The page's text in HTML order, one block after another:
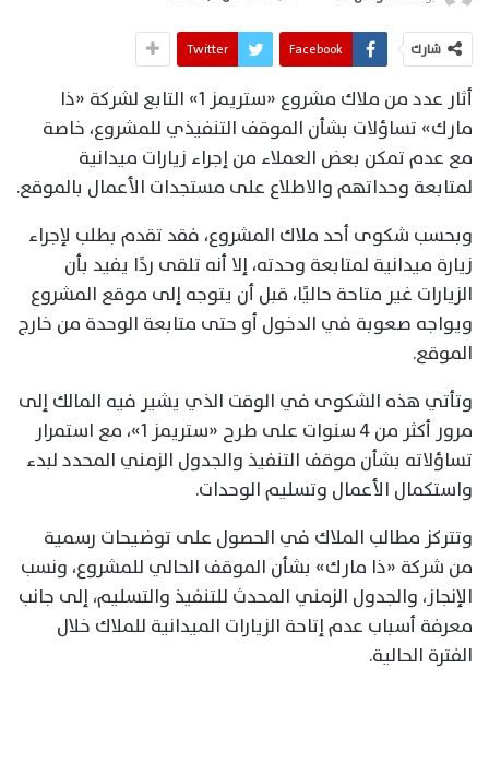
شارك Facebook
Twitter
أثار عدد من ملاك مشروع «ستريمز 1» التابع لشركة «ذا
مارك» تساؤلات بشأن الموقف التنفيذي للمشروع، خاصة
مع عدم تمكن بعض العملاء من إجراء زيارات ميدانية
لمتابعة وحداتهم والاطلاع على مستجدات الأعمال بالموقع.
وبحسب شكوى أحد ملاك المشروع، فقد تقدم بطلب لإجراء
زيارة ميدانية لمتابعة وحدته، إلا أنه تلقى ردًا يفيد بأن
الزيارات غير متاحة حاليًا، قبل أن يتوجه إلى موقع المشروع
ويواجه صعوبة في الدخول أو حتى متابعة الوحدة من خارج
الموقع.
وتأتي هذه الشكوى في الوقت الذي يشير فيه المالك إلى
مرور أكثر من 4 سنوات على طرح «ستريمز 1»، مع استمرار
تساؤلاته بشأن موقف التنفيذ والجدول الزمني المحدد لبدء
واستكمال الأعمال وتسليم الوحدات.
وتتركز مطالب الملاك في الحصول على توضيحات رسمية
من شركة «ذا مارك» بشأن الموقف الحالي للمشروع، ونسب
الإنجاز، والجدول الزمني المحدث للتنفيذ والتسليم، إلى جانب
معرفة أسباب عدم إتاحة الزيارات الميدانية للملاك خلال
الفترة الحالية.